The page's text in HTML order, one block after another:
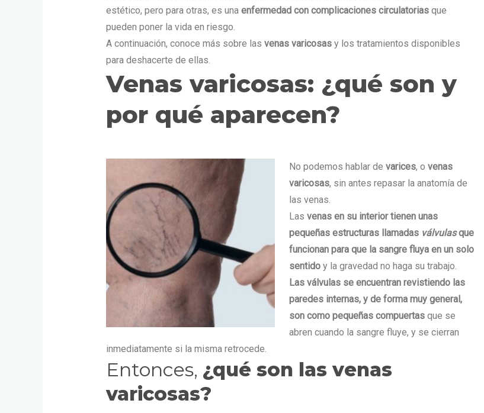
estético, pero para otras, es una enfermedad con complicaciones circulatoriasque
pueden poner la vida en riesgo.
A continuación, conoce más sobre las venas varicosasy los tratamientos disponibles
para deshacerte de ellas.
Venas varicosas: ¿qué son y
por qué aparecen?
No podemos hablar de varices, o venas
varicosas, sin antes repasar la anatomía de
las venas.
Las venas en su interior tienen unas
pequeñas estructuras llamadas válvulasque
funcionan para que la sangre fluya en un solo
sentidoy la gravedad no haga su trabajo.
Las válvulas se encuentran revistiendo las
paredes internas, y de forma muy general,
son como pequeñas compuertasque se
abren cuando la sangre fluye, y se cierran
inmediatamente si la misma retrocede.
Entonces, ¿qué son las venas
varicosas?